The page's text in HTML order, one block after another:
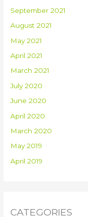
September 2021
August 2021
May 2021
April 2021
March 2021
July 2020
June 2020
April 2020
March 2020
May 2019
April 2019
CATEGORIES